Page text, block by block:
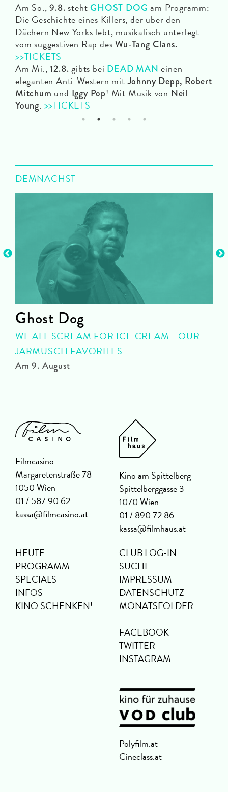
Am So.,9.8.stehtGHOST DOG am Programm:
Die Geschichte eines Killers, der über den
Dächern New Yorks lebt, musikalisch unterlegt
vom suggestiven Rap desWu-Tang Clans.
>>TICKETS
Am Mi.,12.8.gibts bei DEAD MAN einen
eleganten Anti-Western mitJohnny Depp, Robert
Mitchum und Iggy Pop! Mit Musik von Neil
Young. >>TICKETS
1 2 3 4 5
DEMNÄCHST
Ghost Dog
WE ALL SCREAM FOR ICE CREAM - OUR
JARMUSCH FAVORITES
Am 9. August
Filmcasino
Margaretenstraße 78
1050 Wien
01 / 587 90 62
kassa@filmcasino.at
Kino am Spittelberg
Spittelberggasse 3
1070 Wien
01 / 890 72 86
kassa@filmhaus.at
HEUTE
PROGRAMM
SPECIALS
INFOS
KINO SCHENKEN!
CLUB LOG-IN
SUCHE
IMPRESSUM
DATENSCHUTZ
MONATSFOLDER
FACEBOOK
TWITTER
INSTAGRAM
Polyfilm.at
Cineclass.at